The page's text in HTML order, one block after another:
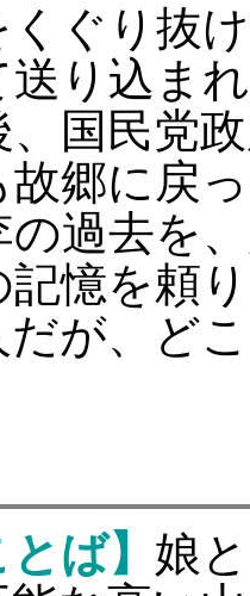
ぐり抜
り込ま
、国民党
故郷に戻
の過去を
憶を頼
だが、ど
ば】 娘